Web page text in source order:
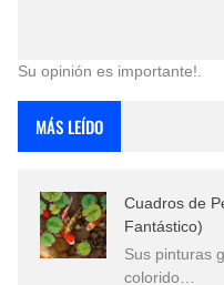
Su opinión es importante!.
MÁS LEÍDO
Cuadros de
Fantástico)
Sus pinturas
colorido…